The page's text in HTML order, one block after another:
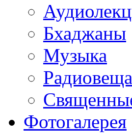
Бхаджаны
Музыка
Фотогалерея